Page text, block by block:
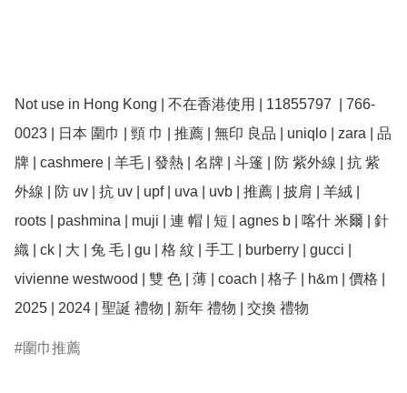
Not use in Hong Kong | 不在香港使用 | 11855797  | 766-
0023 | 日本 圍巾 | 頸 巾 | 推薦 | 無印 良品 | uniqlo | zara | 品
牌 | cashmere | 羊毛 | 發熱 | 名牌 | 斗篷 | 防 紫外線 | 抗 紫
外線 | 防 uv | 抗 uv | upf | uva | uvb | 推薦 | 披肩 | 羊絨 |
roots | pashmina | muji | 連 帽 | 短 | agnes b | 喀什 米爾 | 針
織 | ck | 大 | 兔 毛 | gu | 格 紋 | 手工 | burberry | gucci |
vivienne westwood | 雙 色 | 薄 | coach | 格子 | h&m | 價格 |
2025 | 2024 | 聖誕 禮物 | 新年 禮物 | 交換 禮物
圍巾推薦